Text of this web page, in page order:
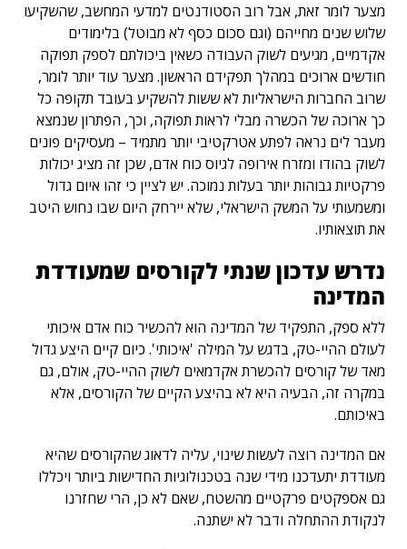
מצער לומר זאת, אבל רוב הסטודנטים למדעי המחשב, שהשקיעו
שלוש שנים מחייהם (וגם סכום כסף לא מבוטל) בלימודים
אקדמיים, מגיעים לשוק העבודה כשאין ביכולתם לספק תפוקה
חודשים ארוכים במהלך תפקידם הראשון. מצער עוד יותר לומר,
שרוב החברות הישראליות לא ששות להשקיע בעובד תקופה כל
כך ארוכה של הכשרה מבלי לראות תפוקה, וכך, הפתרון שנמצא
מעבר לים נראה לפתע אטרקטיבי יותר מתמיד – מעסיקים פונים
לשוק בהודו ומזרח אירופה לגיוס כוח אדם, שכן זה מציג יכולות
פרקטיות גבוהות יותר בעלות נמוכה. יש לציין כי זהו איום גדול
ומשמעותי על המשק הישראלי, שלא יירחק היום שבו נחוש היטב
את תוצאותיו.
נדרש עדכון שנתי לקורסים שמעודדת
המדינה
ללא ספק, התפקיד של המדינה הוא להכשיר כוח אדם איכותי
לעולם ההיי-טק, בדגש על המילה 'איכותי'. כיום קיים היצע גדול
מאד של קורסים להכשרת אקדמאים לשוק ההיי-טק, אולם, גם
במקרה זה, הבעיה היא לא בהיצע הקיים של הקורסים, אלא
באיכותם.
אם המדינה רוצה לעשות שינוי, עליה לדאוג שהקורסים שהיא
מעודדת יתעדכנו מידי שנה בטכנולוגיות החדישות ביותר ויכללו
גם אספקטים פרקטיים מהשטח, שאם לא כן, הרי שחזרנו
לנקודת ההתחלה ודבר לא ישתנה.